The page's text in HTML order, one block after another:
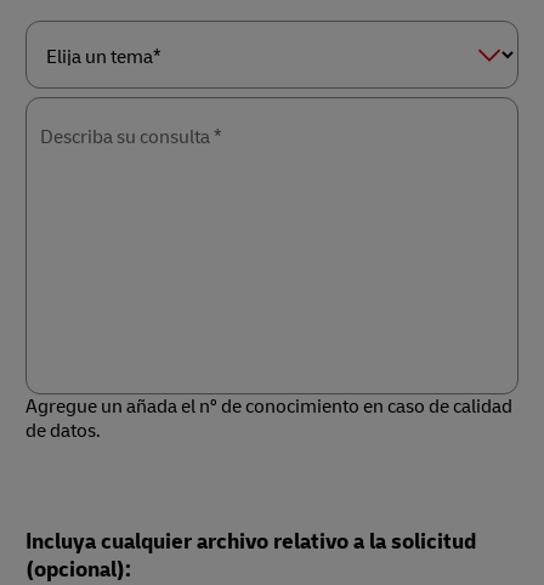
Elija
un
Describa su consulta *
Agregue un añada el nº de conocimiento en caso de calidad
de datos.
Incluya cualquier archivo relativo a la solicitud
(opcional):